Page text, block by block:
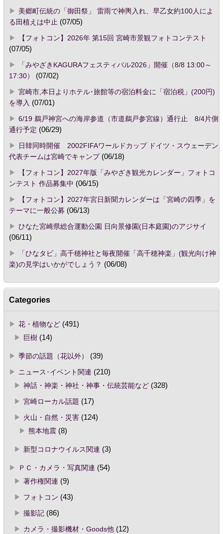
美郷町伝統の「御田祭」 雷雨で神輿入れ、早乙女約100人によ
る田植えは中止 (07/05)
【フォトコン】2026年 第15回 宮崎市景観フォトコンテスト
(07/05)
「みやざきKAGURAフェスティバル2026」開催（8/8 13:00～
17:30）
(07/02)
宮崎市,本日よりホテル･旅館等の宿泊料金に「宿泊税」(200円)
を導入 (07/01)
6/19 鵜戸神宮への海岸参道（市道鵜戸参宮線）通行止 8/4片側
通行予定 (06/29)
日韓同時開催 2002FIFAワールドカップ ドイツ・スウェーデン
代表チームは宮崎でキャンプ(06/18)
【フォトコン】2027年版「みやざき観光カレンダー」フォトコ
ンテスト 作品募集中 (06/15)
【フォトコン】2027年宮日新聞カレンダーは「宮崎の四季」を
テーマに一般公募 (06/13)
ひなた宮崎県総合運動公園 日向景修園(日本庭園)のアジサイ
(06/11)
「ひなタビ」高千穂神社と毎夜開催「高千穂神楽」(観光向け神
楽)の見学はいかがでしょう？ (06/08)
Categories
花・植物など(491)
巨樹(14)
季節の話題（花以外）
(39)
ニュース･イベント関連 (210)
神話・神楽・神社・神事・伝統芸能など(328)
宮崎ローカル話題 (17)
火山・自然・災害(124)
熊本地震(8)
新型コロナウイルス関連 (3)
ＰＣ・カメラ・写真関連 (54)
著作権関連 (9)
フォトコン (43)
撮影記(86)
カメラ・撮影機材・Goods他(12)